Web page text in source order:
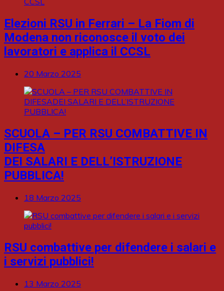
Elezioni RSU in Ferrari – La Fiom di
Modena non riconosce il voto dei
lavoratori e applica il CCSL
20 Marzo 2025
SCUOLA – PER RSU COMBATTIVE IN
DIFESA
DEI SALARI E DELL’ISTRUZIONE
PUBBLICA!
18 Marzo 2025
RSU combattive per difendere i salari e
i servizi pubblici!
13 Marzo 2025